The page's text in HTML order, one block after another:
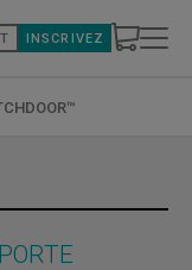
INSCRIVEZ